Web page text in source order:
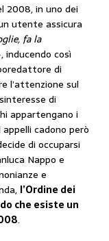
2008, in uno dei
utente assicura
fa la
inducendo così
di
l’attenzione sul
di
appartengano i
cadono però
di occuparsi
Nappo e
e
l’Ordine dei
che esiste un
.